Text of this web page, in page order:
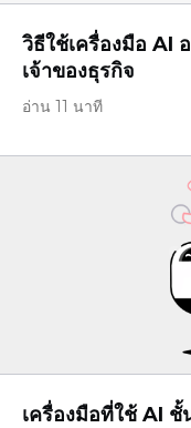
วิธีใช้เครื่องมือ AI
เจ้าของธุรกิจ
อ่าน 11 นาที
เครื่องมือที่ใช้ AI ชั้